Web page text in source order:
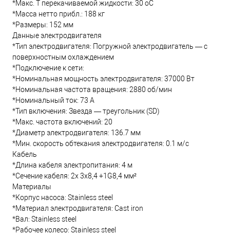
*Макс. T перекачиваемой жидкости: 30 oC
*Масса нетто прибл.: 188 кг
*Размеры: 152 мм
Данные электродвигателя
*Тип электродвигателя: Погружной электродвигатель — с
поверхностным охлаждением
*Подключение к сети:
*Номинальная мощность электродвигателя: 37000 Вт
*Номинальная частота вращения: 2880 об/мин
*Номинальный ток: 73 А
*Тип включения: Звезда — треугольник (SD)
*Макс. частота включений: 20
*Диаметр электродвигателя: 136.7 мм
*Мин. скорость обтекания электродвигателя: 0.1 м/с
Кабель
*Длина кабеля электропитания: 4 м
*Сечение кабеля: 2x 3x8,4 +1G8,4 мм²
Материалы
*Корпус насоса: Stainless steel
*Материал электродвигателя: Cast iron
*Вал: Stainless steel
*Рабочее колесо: Stainless steel